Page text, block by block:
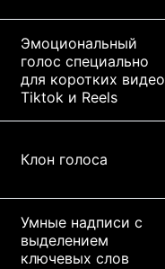
Эмоциональный
голос специально
для коротких видео
Tiktok и Reels
Клон голоса
Умные надписи с
выделением
ключевых слов